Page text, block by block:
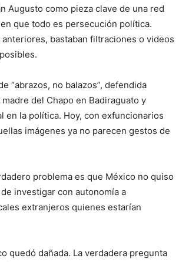
Augusto como pieza clave de una red
que todo es persecución política.
bastaban filtraciones o videos
“abrazos, no balazos”, defendida
del Chapo en Badiraguato y
en la política. Hoy, con exfuncionarios
imágenes ya no parecen gestos de
problema es que México no quiso
investigar con autonomía a
extranjeros quienes estarían
quedó dañada. La verdadera pregunta